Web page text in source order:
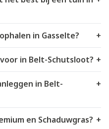
in Gasselte? +
in Belt-Schutsloot? +
in Belt-
+
en Schaduwgras? +